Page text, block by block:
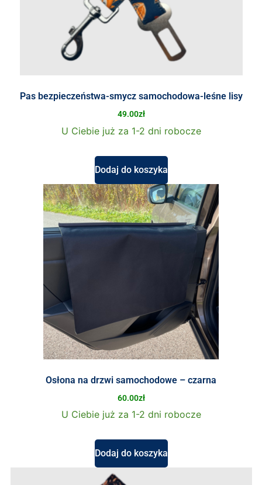
Pas bezpieczeństwa-smycz samochodowa-leśne lisy
49.00zł
U Ciebie już za 1-2 dni robocze
Dodaj do koszyka
Osłona na drzwi samochodowe – czarna
60.00zł
U Ciebie już za 1-2 dni robocze
Dodaj do koszyka